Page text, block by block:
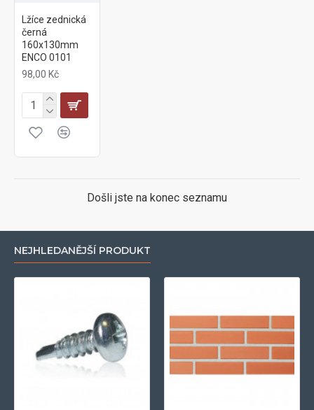
Lžíce zednická
černá
160x130mm
ENCO 0101
98,00 Kč
Došli jste na konec seznamu
NEJHLEDANĚJŠÍ PRODUKT